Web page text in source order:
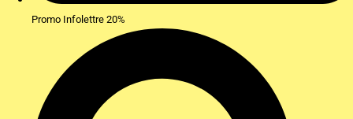
Promo Infolettre 20%